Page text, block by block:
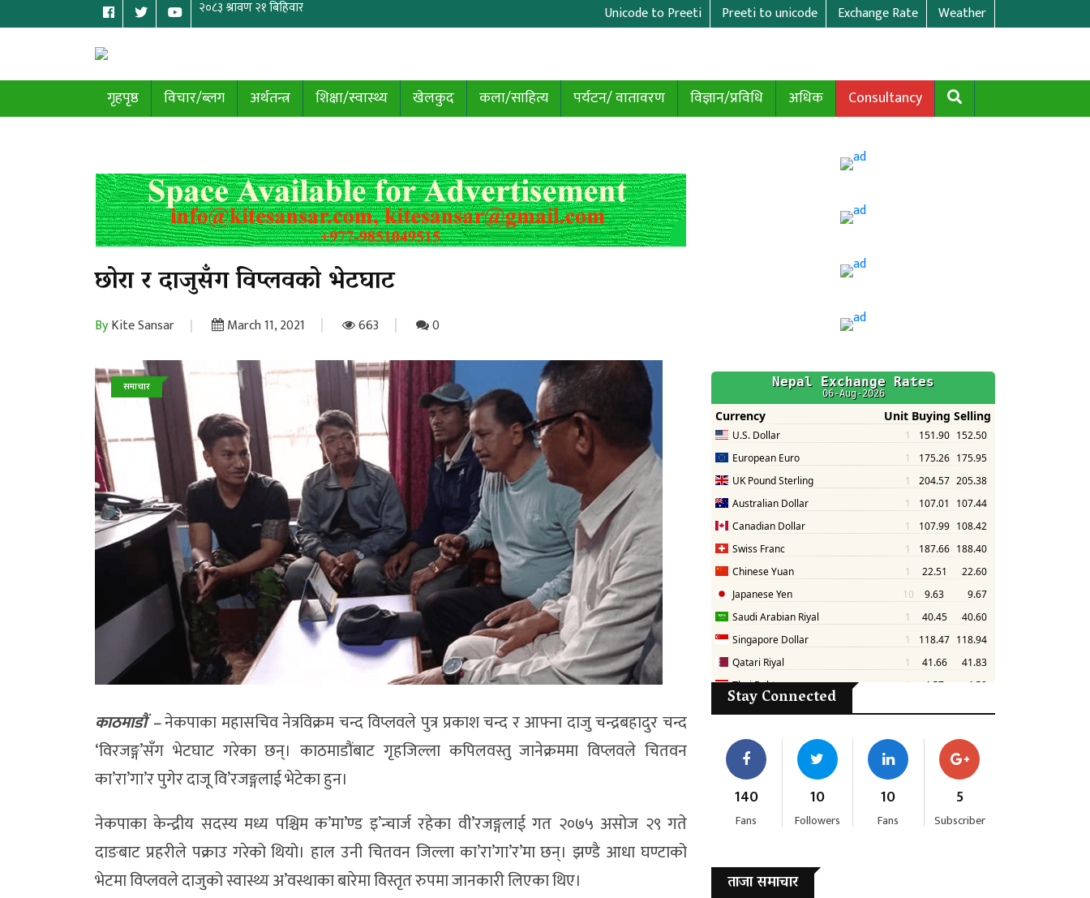
Unicode to Preeti Preeti to unicode Exchange Rate Weather
गृहपृष्ठ विचार/ब्लग अर्थतन्त्र शिक्षा/स्वास्थ्य खेलकुद कला/साहित्य पर्यटन/ वातावरण विज्ञान/प्रविधि अधिक Consultancy
छाेरा र दाजुसँग विप्लवकाे भेटघाट
ByKite Sansar March 11, 2021 663 0
समाचार
काठमाडौं –नेकपाका महासचिव नेत्रविक्रम चन्द विप्लवले पुत्र प्रकाश चन्द र आफ्ना दाजु चन्द्रबहादुर चन्द
‘विरजङ्ग’सँग भेटघाट गरेका छन्। काठमाडौंबाट गृहजिल्ला कपिलवस्तु जानेक्रममा विप्लवले चितवन
का’रा’गा’र पुगेर दाजू वि’रजङ्गलाई भेटेका हुन।
नेकपाका केन्द्रीय सदस्य मध्य पश्चिम क’मा’ण्ड इ’न्चार्ज रहेका वी’रजङ्गलाई गत २०७५ असोज २९ गते
दाङबाट प्रहरीले पक्राउ गरेको थियो। हाल उनी चितवन जिल्ला का’रा’गा’र’मा छन्। झण्डै आधा घण्टाको
भेटमा विप्लवले दाजुको स्वास्थ्य अ’वस्थाका बारेमा विस्तृत रुपमा जानकारी लिएका थिए।
Stay Connected
140
Fans
10
Followers
10
Fans
5
Subscriber
ताजा समाचार